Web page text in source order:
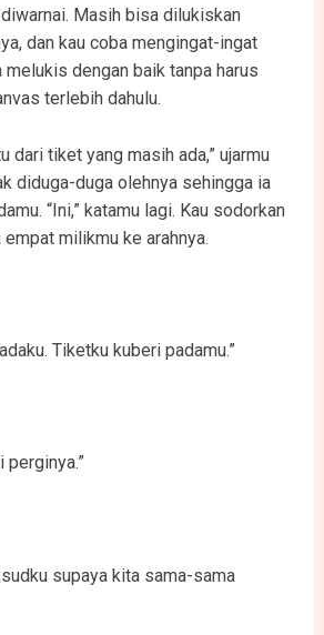
Masih bisa dilukiskan
dan kau coba mengingat-ingat
melukis dengan baik tanpa harus
terlebih dahulu.
dari tiket yang masih ada,” ujarmu
diduga-duga olehnya sehingga ia
“Ini,” katamu lagi. Kau sodorkan
milikmu ke arahnya.
Tiketku kuberi padamu.”
perginya.”
supaya kita sama-sama